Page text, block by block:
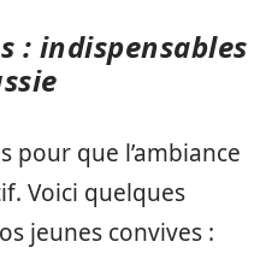
: indispensables
pour que l’ambiance
Voici quelques
jeunes convives :